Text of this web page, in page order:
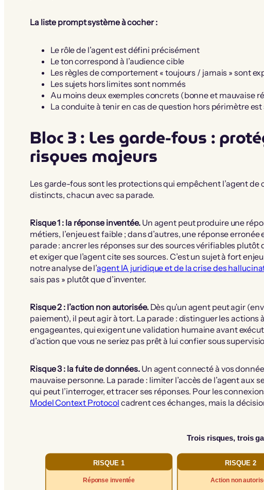
La liste prompt système à cocher :
Le rôle de l’agent est défini précisément
Le ton correspond à l’audience cible
Les règles de comportement « toujours / jamais » sont
Les sujets hors limites sont nommés
Au moins deux exemples concrets (bonne et mauvaise
La conduite à tenir en cas de question hors périmètre
Bloc 3 : Les garde-fous :
risques majeurs
Les garde-fous sont les protections qui empêchent l’agent
distincts, chacun avec sa parade.
Risque 1 : la réponse inventée.Un agent peut produire une
métiers, l’enjeu est faible ; dans d’autres, une réponse
parade : ancrer les réponses sur des sources vérifiables
et exiger que l’agent cite ses sources. C’est un sujet à fort
notre analyse de l’agent IA juridique et de la crise des
sais pas » plutôt que d’inventer.
Risque 2 : l’action non autorisée.Dès qu’un agent peut agir
paiement), il peut agir à tort. La parade : distinguer les actions
engageantes, qui exigent une validation humaine avant
d’action que vous ne seriez pas prêt à lui confier sous
Risque 3 : la fuite de données.Un agent connecté à vos
mauvaise personne. La parade : limiter l’accès de l’agent aux
qui peut l’interroger, et tracer ses réponses. Pour les
Model Context Protocol cadrent ces échanges, mais la
Trois risques, trois
RISQUE 1
Réponse inventée
RISQUE 2
Action non